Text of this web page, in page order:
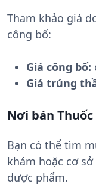
Tham khảo giá
công bố:
Giá công bố:
Giá trúng
Nơi bán
Bạn có thể tìm
khám hoặc cơ
dược phẩm.